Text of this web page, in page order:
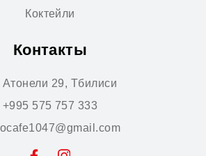
Коктейли
Контакты
Атонели 29, Тбилиси
+995 575 757 333